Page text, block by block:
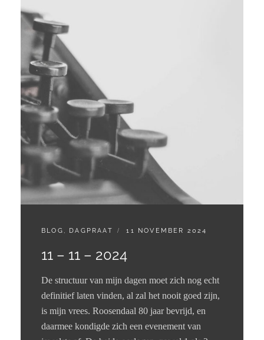
CATEGORIES:
BLOG , DAGPRAAT
GEPLAATST
11 NOVEMBER 2024
11 – 11 – 2024
De structuur van mijn dagen moet zich nog echt
definitief laten vinden, al zal het nooit goed zijn,
is mijn vrees. Roosendaal 80 jaar bevrijd, en
daarmee kondigde zich een evenement van